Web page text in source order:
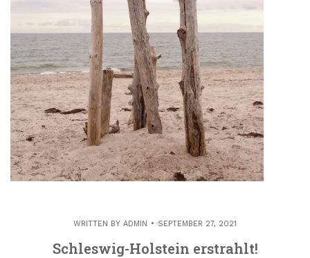
WRITTEN BY ADMIN SEPTEMBER 27, 2021
Schleswig-Holstein erstrahlt!